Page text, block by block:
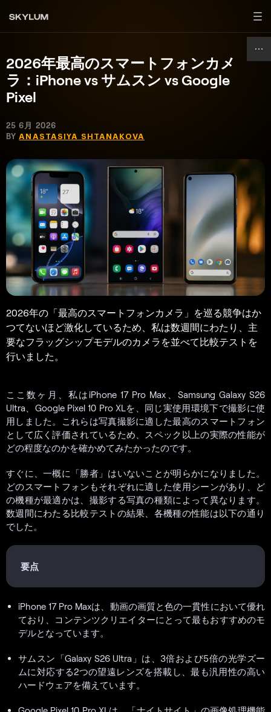
2026年最高のスマートフォンカメ
ラ：iPhone vs サムスン vs Google
Pixel
25 6月 2026
BYANASTASIYA SHTANAKOVA
2026年の「最高のスマートフォンカメラ」を巡る競争はか
つてないほど激化しているため、私は数週間にわたり、主
要なフラッグシップモデルのカメラを並べて比較テストを
行いました。
ここ数ヶ月、私はiPhone 17 Pro Max、Samsung Galaxy S26
Ultra、Google Pixel 10 Pro XLを、同じ実使用環境下で撮影に使
用しました。これらは写真撮影に適した最高のスマートフォン
として広く評価されているため、スペック以上の実際の性能が
どの程度なのかを確かめてみたかったのです。
すぐに、一概に「勝者」はいないことが明らかになりました。
どのスマートフォンもそれぞれに適した使用シーンがあり、ど
の機種が最適かは、撮影する写真の種類によって異なります。
数週間にわたる比較テストの結果、各機種の性能は以下の通り
でした。
要点
iPhone 17 Pro Maxは、動画の画質と色の一貫性において優れ
ており、コンテンツクリエイターにとって最もおすすめのモ
デルとなっています。
サムスン「Galaxy S26 Ultra」は、3倍および5倍の光学ズー
ムに対応する2つの望遠レンズを搭載し、最も汎用性の高い
ハードウェアを備えています。